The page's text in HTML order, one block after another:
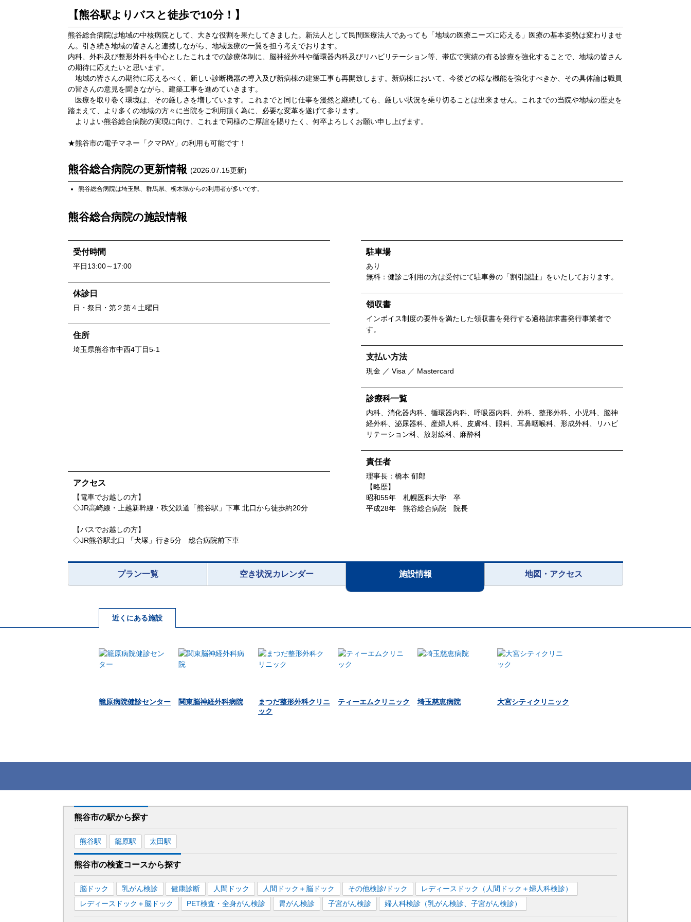
【熊谷駅よりバスと徒歩で10分！】
熊谷総合病院は地域の中核病院として、大きな役割を果たしてきました。新法人として民間医療法人であっても「地域の医療ニーズに応える」医療の基本姿勢は変わりませ
ん。引き続き地域の皆さんと連携しながら、地域医療の一翼を担う考えでおります。
内科、外科及び整形外科を中心としたこれまでの診療体制に、脳神経外科や循環器内科及びリハビリテーション等、帯広で実績の有る診療を強化することで、地域の皆さん
の期待に応えたいと思います。
地域の皆さんの期待に応えるべく、新しい診断機器の導入及び新病棟の建築工事も再開致します。新病棟において、今後どの様な機能を強化すべきか、その具体論は職員
の皆さんの意見を聞きながら、建築工事を進めていきます。
医療を取り巻く環境は、その厳しさを増しています。これまでと同じ仕事を漫然と継続しても、厳しい状況を乗り切ることは出来ません。これまでの当院や地域の歴史を
踏まえて、より多くの地域の方々に当院をご利用頂く為に、必要な変革を遂げて参ります。
よりよい熊谷総合病院の実現に向け、これまで同様のご厚誼を賜りたく、何卒よろしくお願い申し上げます。
★熊谷市の電子マネー「クマPAY」の利用も可能です！
熊谷総合病院の更新情報 (2026.07.15更新)
熊谷総合病院は埼玉県、 群馬県、 栃木県からの利用者が多いです。
熊谷総合病院の施設情報
受付時間
平日13:00～17:00
休診日
日・祭日・第２第４土曜日
住所
埼玉県熊谷市中西4丁目5-1
アクセス
【電車でお越しの方】
◇JR高崎線・上越新幹線・秩父鉄道「熊谷駅」下車 北口から徒歩約20分
【バスでお越しの方】
◇JR熊谷駅北口 「犬塚」行き5分 総合病院前下車
駐車場
あり
無料：健診ご利用の方は受付にて駐車券の「割引認証」をいたしております。
領収書
インボイス制度の要件を満たした領収書を発行する適格請求書発行事業者で
す。
支払い方法
現金 ／ Visa ／ Mastercard
診療科一覧
内科、消化器内科、循環器内科、呼吸器内科、外科、整形外科、小児科、脳神
経外科、泌尿器科、産婦人科、皮膚科、眼科、耳鼻咽喉科、形成外科、リハビ
リテーション科、放射線科、麻酔科
責任者
理事長：橋本 郁郎
【略歴】
昭和55年 札幌医科大学 卒
平成28年 熊谷総合病院 院長
プラン一覧 空き状況カレンダー 施設情報 地図・アクセス
近くにある施設
籠原病院健診センター 関東脳神経外科病院
まつだ整形外科クリニ
ック
ティーエムクリニック 埼玉慈恵病院 大宮シティクリニック
熊谷市の駅から探す
熊谷駅 籠原駅 太田駅
熊谷市の検査コースから探す
脳ドック 乳がん検診 健康診断 人間ドック 人間ドック＋脳ドック その他検診/ドック
レディースドック（人間ドック＋婦人科検診）
レディースドック＋脳ドック
PET検査・全身がん検診 胃がん検診 子宮がん検診 婦人科検診（乳がん検診、子宮がん検診）